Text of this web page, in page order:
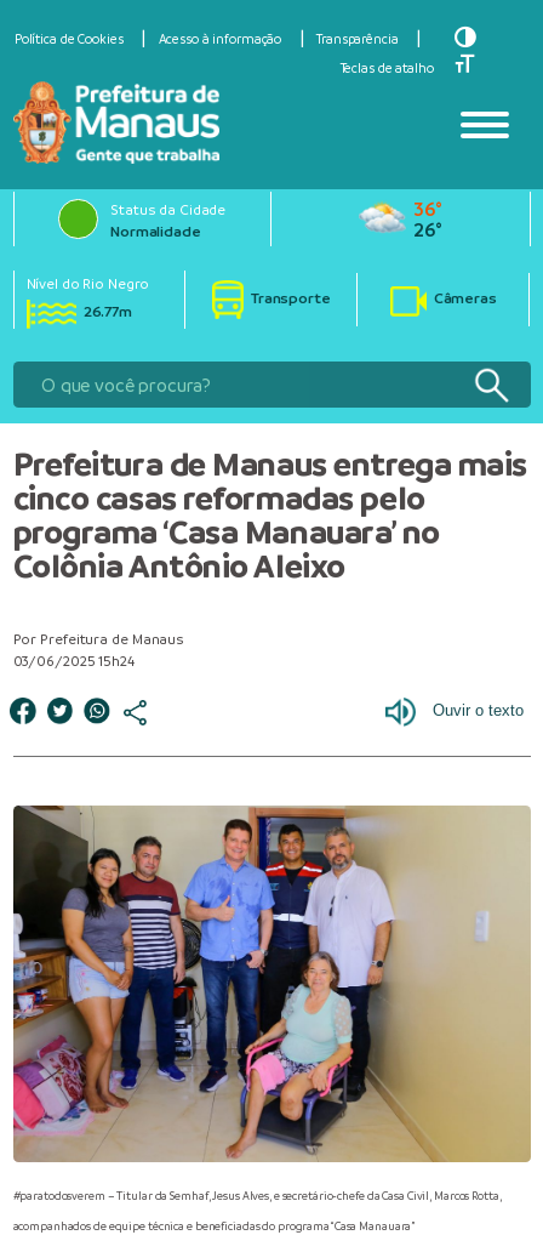
Política de Cookies Acesso à informação
Transparência
Teclas de atalho
Toggle
Toggle
Status da Cidade
Normalidade
36°
26°
Nível do Rio Negro
26.77m
Transporte Câmeras
Prefeitura de Manaus entrega mais
cinco casas reformadas pelo
programa ‘Casa Manauara’ no
Colônia Antônio Aleixo
Por Prefeitura de Manaus
03/06/2025 15h24
#paratodosverem – Titular da Semhaf, Jesus Alves, e secretário-chefe da Casa Civil, Marcos Rotta,
acompanhados de equipe técnica e beneficiadas do programa “Casa Manauara”